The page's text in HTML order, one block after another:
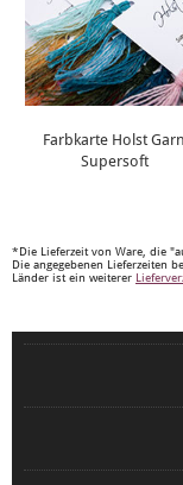
Farbkarte Holst Garn
Supersoft
*Die Lieferzeit von Ware, die
Die angegebenen Lieferzeiten
Länder ist ein weiterer